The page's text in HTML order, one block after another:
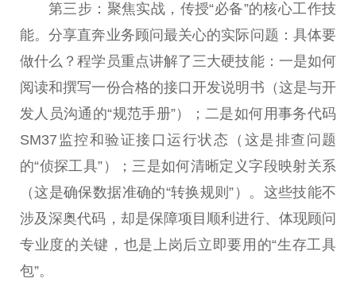
第三步：聚焦实战，传授“必备”的核心工作技
能。分享直奔业务顾问最关心的实际问题：具体要
做什么？程学员重点讲解了三大硬技能：一是如何
阅读和撰写一份合格的接口开发说明书（这是与开
发人员沟通的“规范手册”）；二是如何用事务代码
SM37监控和验证接口运行状态（这是排查问题
的“侦探工具”）；三是如何清晰定义字段映射关系
（这是确保数据准确的“转换规则”）。这些技能不
涉及深奥代码，却是保障项目顺利进行、体现顾问
专业度的关键，也是上岗后立即要用的“生存工具
包”。